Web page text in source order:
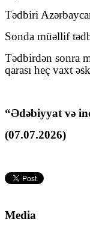
Tədbiri
Sonda müəllif
Tədbirdən sonra
qarası heç vaxt
“Ədəbiyyat və
(07.07.2026)
Media